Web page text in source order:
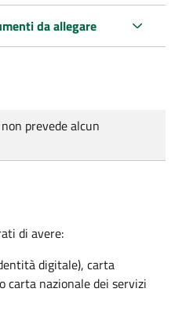
da allegare
prevede alcun
di avere:
digitale), carta
carta nazionale dei servizi